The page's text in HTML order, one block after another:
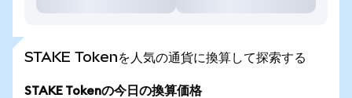
STAKE Tokenを人気の通貨に換算して探索する
STAKE Tokenの今日の換算価格